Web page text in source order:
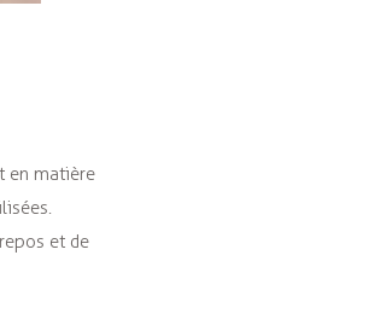
en matière
et de